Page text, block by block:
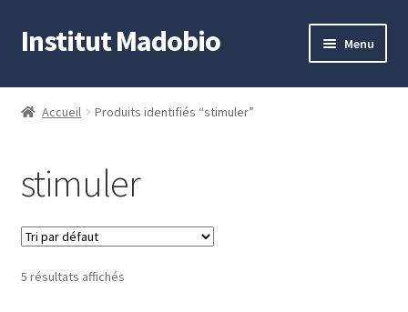
Aller
à
navigation
Aller
au
Institut Madobio Menu
Accueil
Mon compte
Panier
Validation de la commande
Accueil Produits identifiés “stimuler”
stimuler
5 résultats affichés